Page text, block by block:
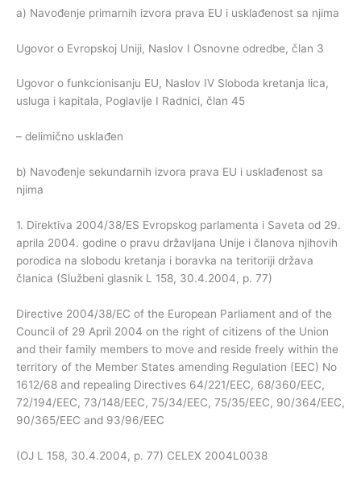
a) Navođenje primarnih izvora prava EU i usklađenost sa njima
Ugovor o Evropskoj Uniji, Naslov I Osnovne odredbe, član 3
Ugovor o funkcionisanju EU, Naslov IV Sloboda kretanja lica,
usluga i kapitala, Poglavlje I Radnici, član 45
– delimično usklađen
b) Navođenje sekundarnih izvora prava EU i usklađenost sa
njima
1. Direktiva 2004/38/ES Evropskog parlamenta i Saveta od 29.
aprila 2004. godine o pravu državljana Unije i članova njihovih
porodica na slobodu kretanja i boravka na teritoriji država
članica (Službeni glasnik L 158, 30.4.2004, p. 77)
Directive 2004/38/EC of the European Parliament and of the
Council of 29 April 2004 on the right of citizens of the Union
and their family members to move and reside freely within the
territory of the Member States amending Regulation (EEC) No
1612/68 and repealing Directives 64/221/EEC, 68/360/EEC,
72/194/EEC, 73/148/EEC, 75/34/EEC, 75/35/EEC, 90/364/EEC,
90/365/EEC and 93/96/EEC
(OJ L 158, 30.4.2004, p. 77) CELEX 2004L0038